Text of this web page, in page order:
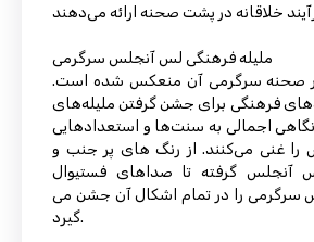
ملیله فرهنگی لس آنجلس سرگرمی
صحنه سرگرمی آن منعکس شده است.
فرهنگی برای جشن گرفتن ملیله‌های
اجمالی به سنت‌ها و استعدادهایی
را غنی می‌کنند. از رنگ های پر جنب و
آنجلس گرفته تا صداهای فستیوال
سرگرمی را در تمام اشکال آن جشن می
گیرد.